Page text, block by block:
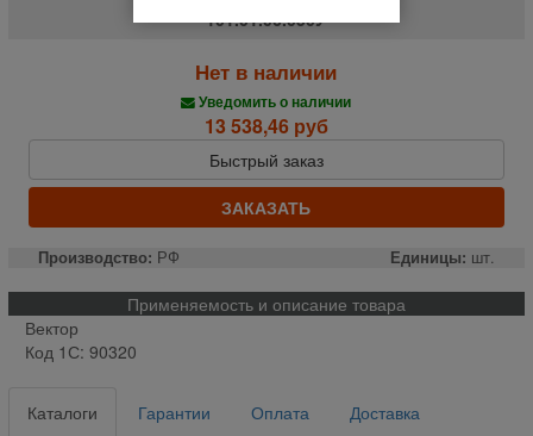
101.01.06.050У
Нет в наличии
Уведомить о наличии
13 538,46 руб
Быстрый заказ
ЗАКАЗАТЬ
Производство: РФ Единицы: шт.
Применяемость и описание товара
Вектор
Код 1С: 90320
Каталоги Гарантии Оплата Доставка